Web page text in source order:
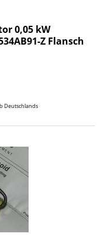
0,05 kW
Z Flansch
Deutschlands